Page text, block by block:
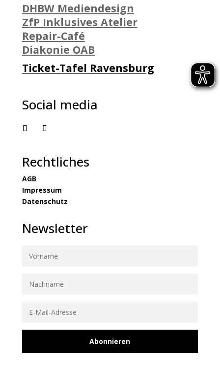
DHBW Mediendesign
ZfP Inklusives Atelier
Repair-Café
Diakonie OAB
Ticket-Tafel Ravensburg
Social media
Rechtliches
AGB
Impressum
Datenschutz
Newsletter
Abonnieren